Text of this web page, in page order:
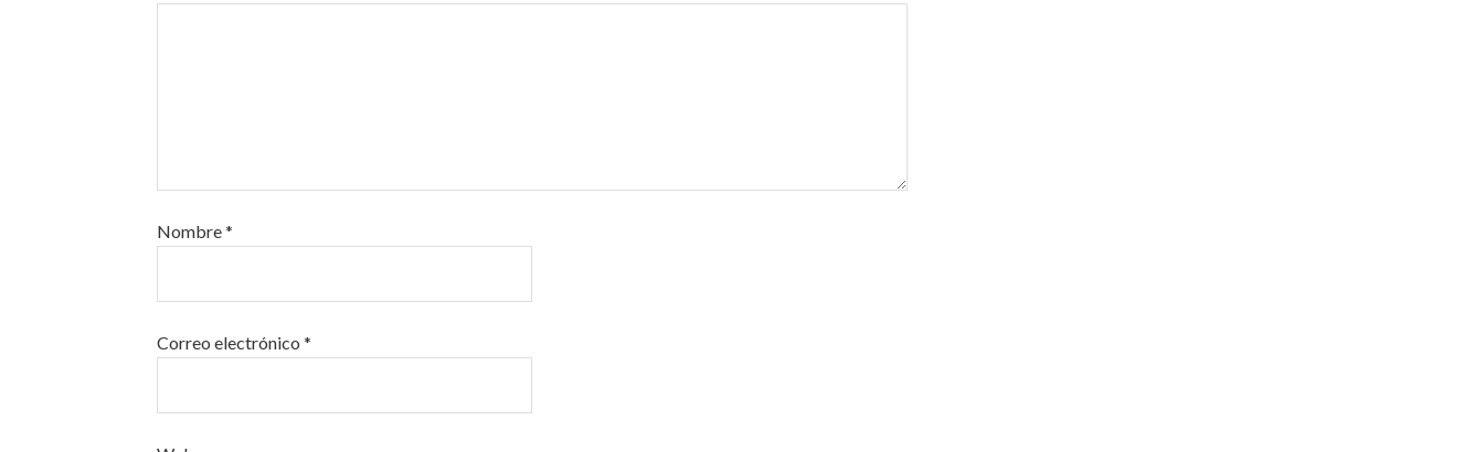
Nombre*
Correo electrónico *